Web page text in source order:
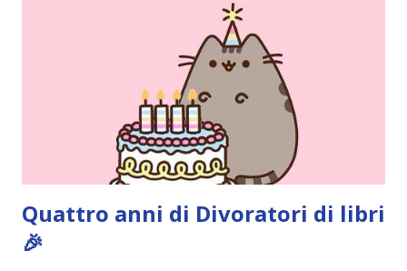
po' di tempo per pensarci e iscrivervi. Titolo: Wool (Silo
#1) Autore: Hugh Howey Anno: Ottobre 2013 Editore:
Fabbri Cosa faresti se il mondo fuori fosse letale e l’aria
che respiri potesse uccidere? Se vivessi in un luogo dove
ogni nascita richiede una morte e le tue scelte possono
salvare vite o distruggerle? Questo è il mondo di Wool. In
Quattro anni di Divoratori di libri
🎉